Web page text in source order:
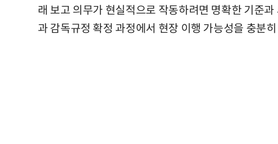
래 보고 의무가 현실적으로 작동하려면 명확한 기준
과 감독규정 확정 과정에서 현장 이행 가능성을 충분